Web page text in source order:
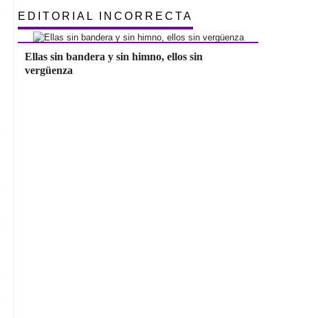
EDITORIAL INCORRECTA
Ellas sin bandera y sin himno, ellos sin
vergüenza